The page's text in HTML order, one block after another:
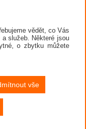
léta
mobilní
či Candy
Hlavním cílem
případě
Českem a
editace
všichni
Aktuální
vědět, co Vás
služeb. Některé jsou
o zbytku můžete
vše